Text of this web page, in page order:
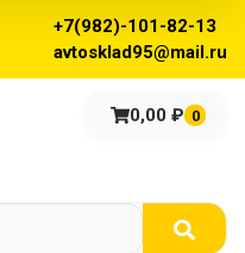
+7(982)-101-82-13
avtosklad95@mail.ru
0,00 ₽ 0